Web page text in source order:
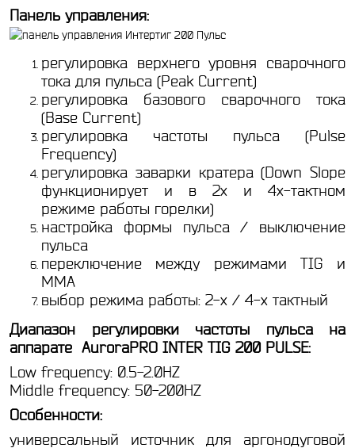
Панель управления:
регулировка верхнего уровня сварочного
тока для пульса (Peak Current)
регулировка базового сварочного тока
(Base Current)
регулировка частоты пульса (Pulse
Frequency)
регулировка заварки кратера (Down Slope
функционирует и в 2х и 4х-тактном
режиме работы горелки)
настройка формы пульса / выключение
пульса
переключение между режимами TIG и
MMA
выбор режима работы: 2-х / 4-х тактный
Диапазон регулировки частоты пульса на
аппарате AuroraPRO INTER TIG 200 PULSE:
Low frequency: 0.5-2.0HZ
Middle frequency: 50-200HZ
Особенности:
универсальный источник для аргонодуговой